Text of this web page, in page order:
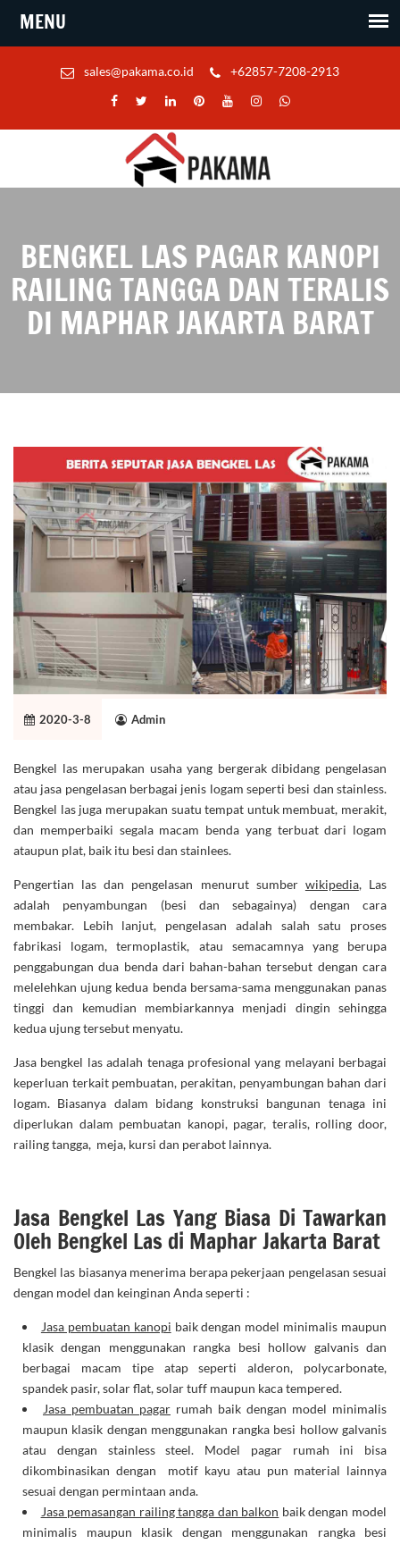
sales@pakama.co.id +62857-7208-2913
BENGKEL LAS PAGAR KANOPI
RAILING TANGGA DAN TERALIS
DI MAPHAR JAKARTA BARAT
2020-3-8 Admin
Bengkel las merupakan usaha yang bergerak dibidang pengelasan
atau jasa pengelasan berbagai jenis logam seperti besi dan stainless.
Bengkel las juga merupakan suatu tempat untuk membuat, merakit,
dan memperbaiki segala macam benda yang terbuat dari logam
ataupun plat, baik itu besi dan stainlees.
Pengertian las dan pengelasan menurut sumber wikipedia, Las
adalah penyambungan (besi dan sebagainya) dengan cara
membakar. Lebih lanjut, pengelasan adalah salah satu proses
fabrikasi logam, termoplastik, atau semacamnya yang berupa
penggabungan dua benda dari bahan-bahan tersebut dengan cara
melelehkan ujung kedua benda bersama-sama menggunakan panas
tinggi dan kemudian membiarkannya menjadi dingin sehingga
kedua ujung tersebut menyatu.
Jasa bengkel las adalah tenaga profesional yang melayani berbagai
keperluan terkait pembuatan, perakitan, penyambungan bahan dari
logam. Biasanya dalam bidang konstruksi bangunan tenaga ini
diperlukan dalam pembuatan kanopi, pagar, teralis, rolling door,
railing tangga, meja, kursi dan perabot lainnya.
Jasa Bengkel Las Yang Biasa Di Tawarkan
Oleh Bengkel Las di Maphar Jakarta Barat
Bengkel las biasanya menerima berapa pekerjaan pengelasan sesuai
dengan model dan keinginan Anda seperti :
Jasa pembuatan kanopi baik dengan model minimalis maupun
klasik dengan menggunakan rangka besi hollow galvanis dan
berbagai macam tipe atap seperti alderon, polycarbonate,
spandek pasir, solar flat, solar tuff maupun kaca tempered.
Jasa pembuatan pagar rumah baik dengan model minimalis
maupun klasik dengan menggunakan rangka besi hollow galvanis
atau dengan stainless steel. Model pagar rumah ini bisa
dikombinasikan dengan motif kayu atau pun material lainnya
sesuai dengan permintaan anda.
Jasa pemasangan railing tangga dan balkon baik dengan model
minimalis maupun klasik dengan menggunakan rangka besi